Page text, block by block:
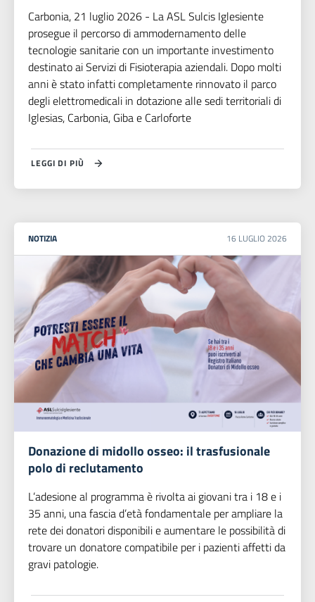
Carbonia, 21 luglio 2026 - La ASL Sulcis Iglesiente
prosegue il percorso di ammodernamento delle
tecnologie sanitarie con un importante investimento
destinato ai Servizi di Fisioterapia aziendali. Dopo molti
anni è stato infatti completamente rinnovato il parco
degli elettromedicali in dotazione alle sedi territoriali di
Iglesias, Carbonia, Giba e Carloforte
LEGGI DI PIÙ
NOTIZIA 16 LUGLIO 2026
Donazione di midollo osseo: il trasfusionale
polo di reclutamento
L’adesione al programma è rivolta ai giovani tra i 18 e i
35 anni, una fascia d’età fondamentale per ampliare la
rete dei donatori disponibili e aumentare le possibilità di
trovare un donatore compatibile per i pazienti affetti da
gravi patologie.